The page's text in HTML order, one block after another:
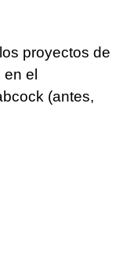
proyectos de
en el
(antes,